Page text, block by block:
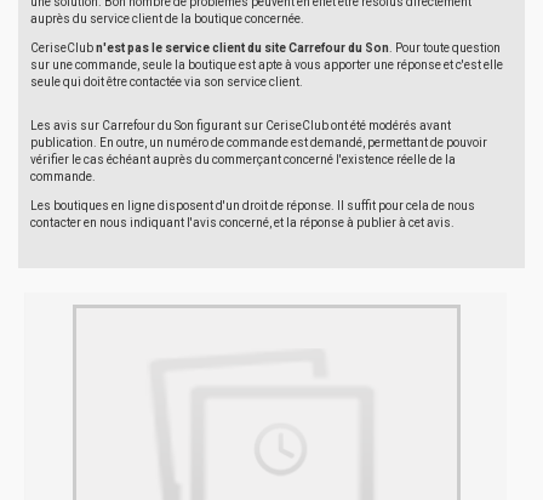
auprès du service client de la boutique concernée.
CeriseClubn'est pas le service client du site Carrefour du Son . Pour toute question
sur une commande, seule la boutique est apte à vous apporter une réponse et c'est elle
seule qui doit être contactée via son service client.
Les avis sur Carrefour du Son figurant sur CeriseClub ont été modérés avant
publication. En outre, un numéro de commande est demandé, permettant de pouvoir
vérifier le cas échéant auprès du commerçant concerné l'existence réelle de la
commande.
Les boutiques en ligne disposent d'un droit de réponse. Il suffit pour cela de nous
contacter en nous indiquant l'avis concerné, et la réponse à publier à cet avis.